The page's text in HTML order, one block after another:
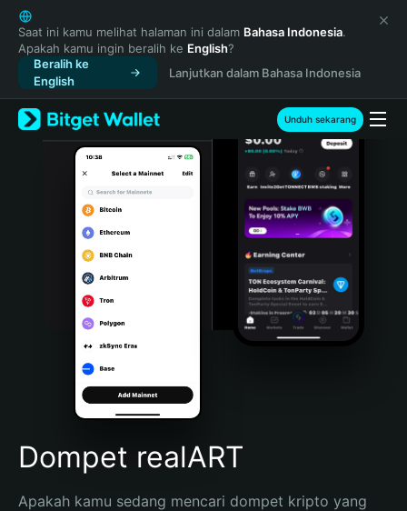
English
日本語
Tiếng Việt
Русский
Español (Latinoamérica)
Türkçe
Italiano
Português (Portugal)
Bahasa Indonesia
Português (Brasil)
Español (Argentina)
Saat ini kamu melihat halaman ini dalam Bahasa Indonesia.
Apakah kamu ingin beralih ke English?
Beralih ke
English
Lanjutkan dalam Bahasa Indonesia
Unduh sekarang
Dompet realART
Apakah kamu sedang mencari dompet kripto yang